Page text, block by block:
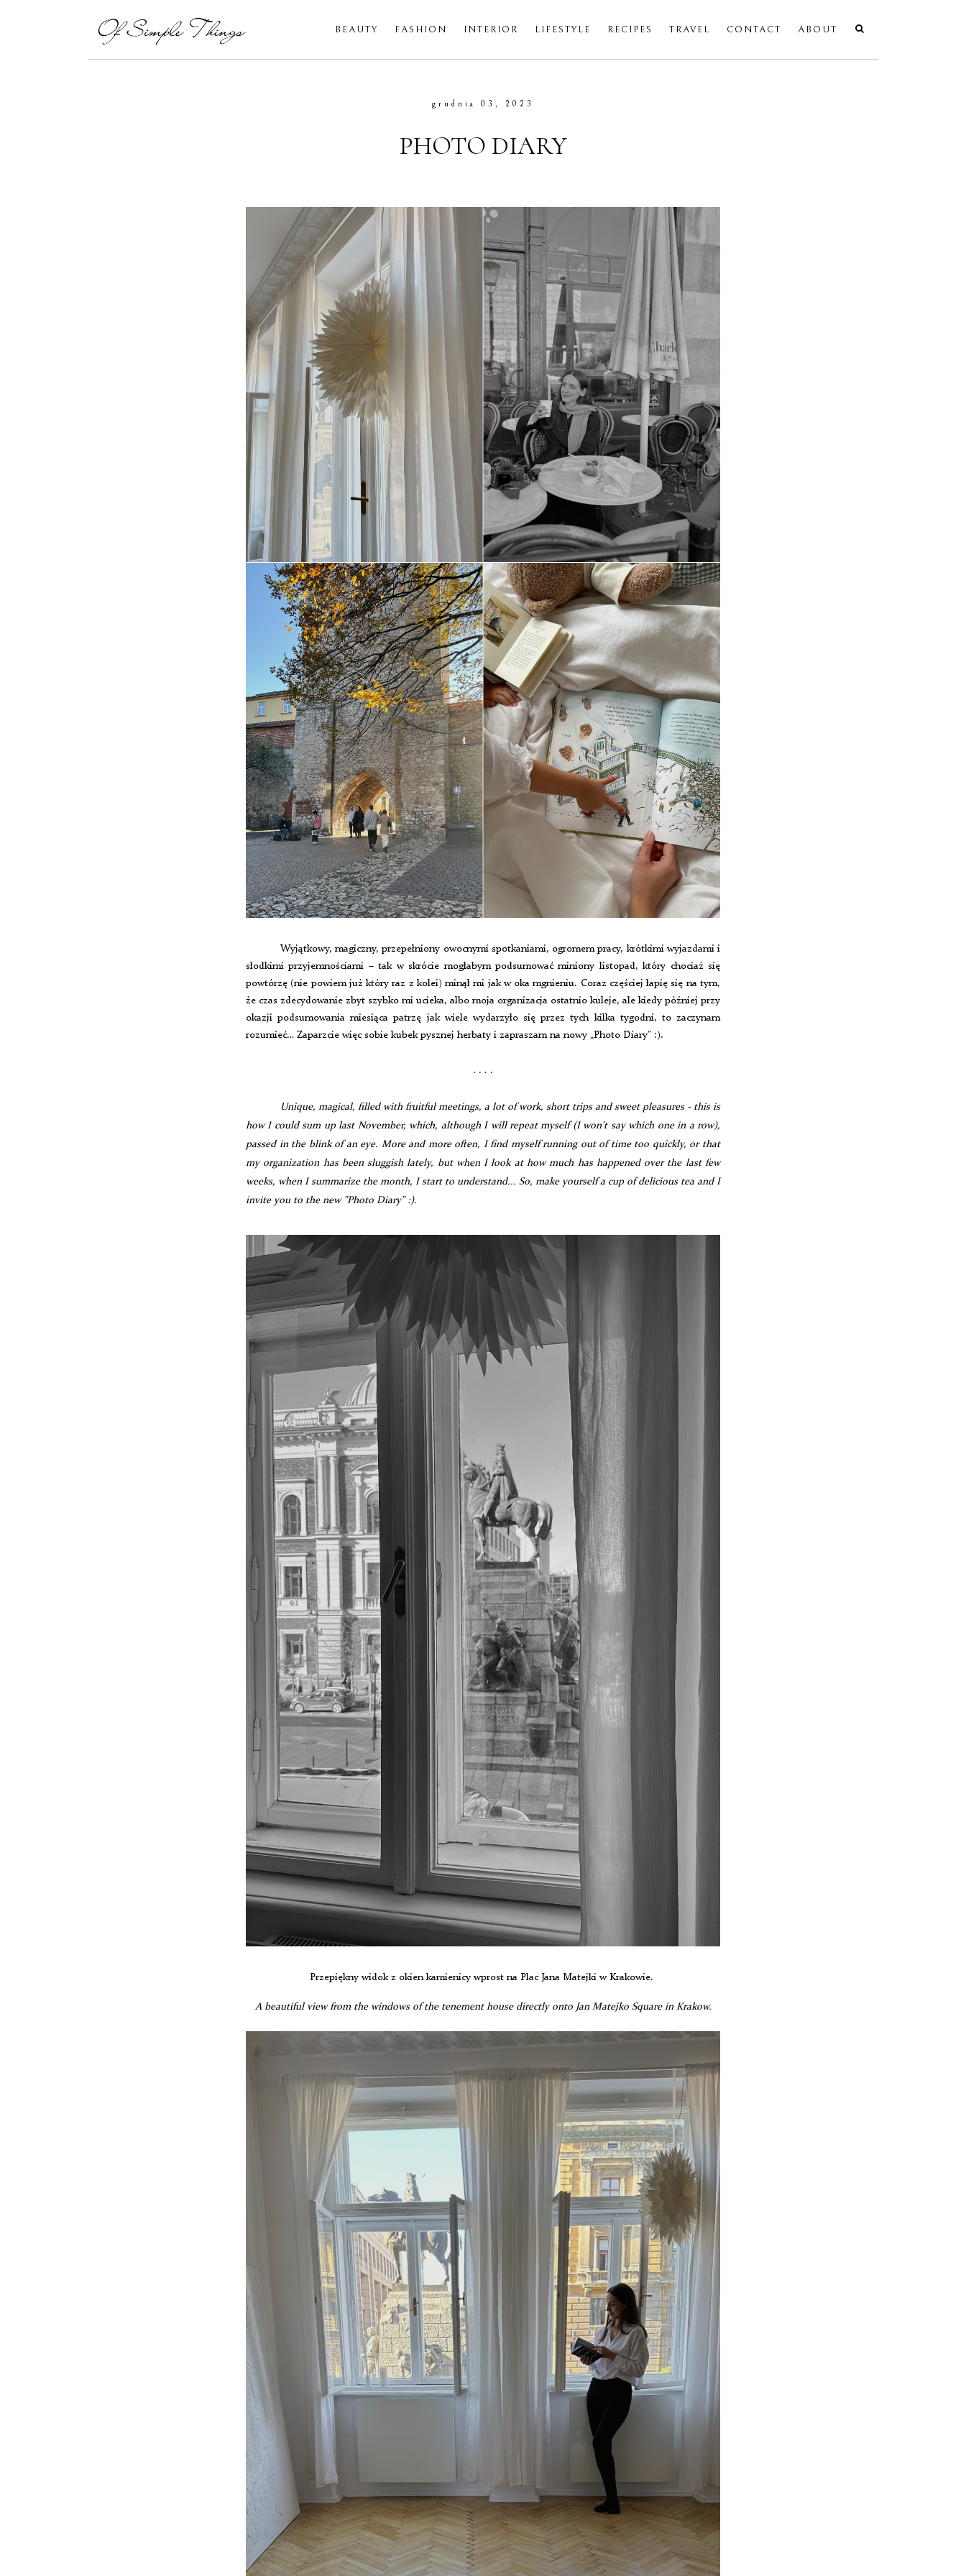
BEAUTY FASHION INTERIOR LIFESTYLE RECIPES TRAVEL CONTACT ABOUT
grudnia 03, 2023
PHOTO DIARY
Wyjątkowy, magiczny, przepełniony owocnymi spotkaniami, ogromem pracy, krótkimi wyjazdami i
słodkimi przyjemnościami – tak w skrócie mogłabym podsumować miniony listopad, który chociaż się
powtórzę (nie powiem już który raz z kolei) minął mi jak w oka mgnieniu. Coraz częściej łapię się na tym,
że czas zdecydowanie zbyt szybko mi ucieka, albo moja organizacja ostatnio kuleje, ale kiedy później przy
okazji podsumowania miesiąca patrzę jak wiele wydarzyło się przez tych kilka tygodni, to zaczynam
rozumieć… Zaparzcie więc sobie kubek pysznej herbaty i zapraszam na nowy „Photo Diary” :).
. . . .
Unique, magical, filled with fruitful meetings, a lot of work, short trips and sweet pleasures - this is
how I could sum up last November, which, although I will repeat myself (I won't say which one in a row),
passed in the blink of an eye. More and more often, I find myself running out of time too quickly, or that
my organization has been sluggish lately, but when I look at how much has happened over the last few
weeks, when I summarize the month, I start to understand... So, make yourself a cup of delicious tea and I
invite you to the new "Photo Diary" :).
Przepiękny widok z okien kamienicy wprost na Plac Jana Matejki w Krakowie.
A beautiful view from the windows of the tenement house directly onto Jan Matejko Square in Krakow.